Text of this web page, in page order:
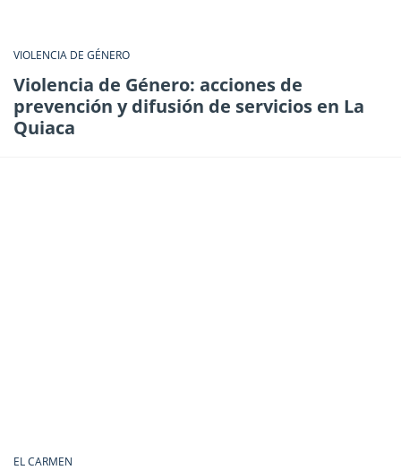
VIOLENCIA DE GÉNERO
Violencia de Género: acciones de
prevención y difusión de servicios en La
Quiaca
EL CARMEN